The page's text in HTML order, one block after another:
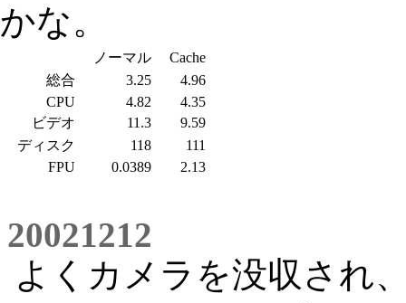
かな。
ノーマル
Cache
総合
3.25
4.96
CPU
4.82
4.35
ビデオ
11.3
9.59
ディスク
118
111
FPU
0.0389 2.13
20021212
よくカメラを没収され